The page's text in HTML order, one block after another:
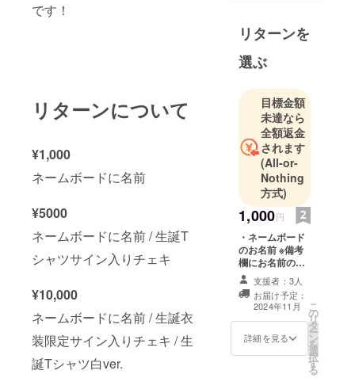
です！
リターンについて
¥1,000
ネームボードに名前
¥5000
ネームボードに名前 / 生誕T
シャツサイン入りチェキ
¥10,000
ネームボードに名前 / 生誕衣
装限定サイン入りチェキ / 生
誕Tシャツ白ver.
リターンを
選ぶ
目標金額
未達なら
全額返金
されます
(All-or-
Nothing
方式)
1,000円
・ネームボード
のお名前 ※備考
欄にお名前のご
記入をお願いい
たします
支援者：3人
お届け予定：
2024年11月
詳細を見る
こ
の
リ
タ
ー
ン
を
選
択
す
る